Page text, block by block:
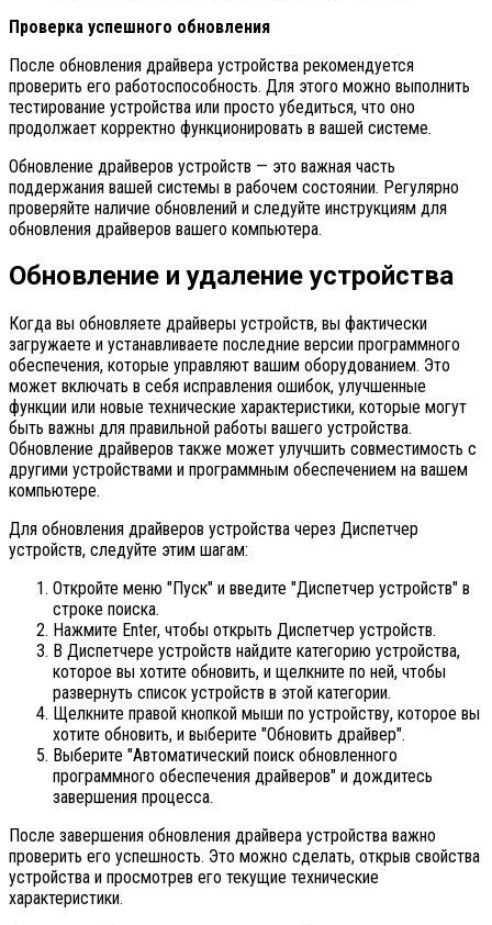
Проверка успешного обновления
После обновления драйвера устройства рекомендуется
проверить его работоспособность. Для этого можно выполнить
тестирование устройства или просто убедиться, что оно
продолжает корректно функционировать в вашей системе.
Обновление драйверов устройств — это важная часть
поддержания вашей системы в рабочем состоянии. Регулярно
проверяйте наличие обновлений и следуйте инструкциям для
обновления драйверов вашего компьютера.
Обновление и удаление устройства
Когда вы обновляете драйверы устройств, вы фактически
загружаете и устанавливаете последние версии программного
обеспечения, которые управляют вашим оборудованием. Это
может включать в себя исправления ошибок, улучшенные
функции или новые технические характеристики, которые могут
быть важны для правильной работы вашего устройства.
Обновление драйверов также может улучшить совместимость с
другими устройствами и программным обеспечением на вашем
компьютере.
Для обновления драйверов устройства через Диспетчер
устройств, следуйте этим шагам:
Откройте меню "Пуск" и введите "Диспетчер устройств" в
строке поиска.
Нажмите Enter, чтобы открыть Диспетчер устройств.
В Диспетчере устройств найдите категорию устройства,
которое вы хотите обновить, и щелкните по ней, чтобы
развернуть список устройств в этой категории.
Щелкните правой кнопкой мыши по устройству, которое вы
хотите обновить, и выберите "Обновить драйвер".
Выберите "Автоматический поиск обновленного
программного обеспечения драйверов" и дождитесь
завершения процесса.
После завершения обновления драйвера устройства важно
проверить его успешность. Это можно сделать, открыв свойства
устройства и просмотрев его текущие технические
характеристики.